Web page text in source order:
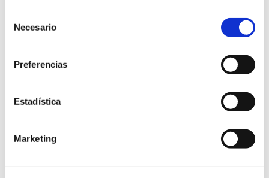
Necesario
Preferencias
Estadística
Marketing
se traduce el presupuesto que […]
retorno de la inversión
1 2 3 … 5